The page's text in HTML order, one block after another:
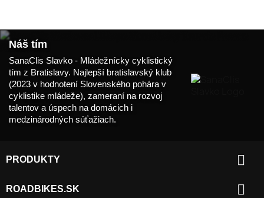
Náš tím
SanaClis Slavko - Mládežnícky cyklistický
tím z Bratislavy. Najlepší bratislavský klub
(2023 v hodnotení Slovenského pohára v
cyklistike mládeže), zameraní na rozvoj
talentov a úspech na domácich i
medzinárodných súťažiach.
PRODUKTY 
ROADBIKES.SK 